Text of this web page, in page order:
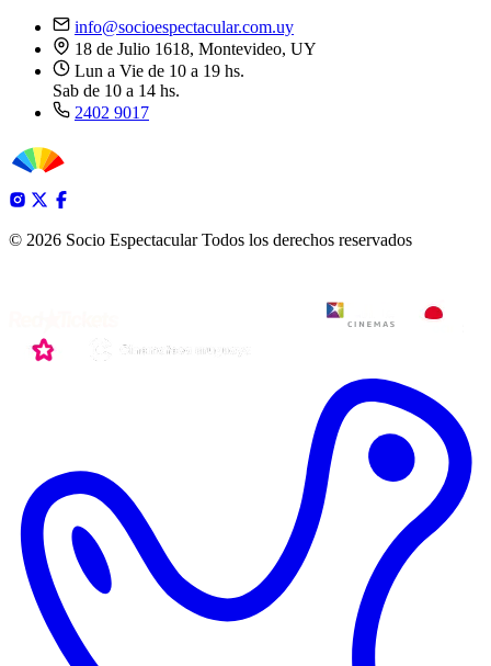
info@socioespectacular.com.uy
18 de Julio 1618, Montevideo, UY
Lun a Vie de 10 a 19 hs.
Sab de 10 a 14 hs.
2402 9017
© 2026 Socio Espectacular Todos los derechos reservados